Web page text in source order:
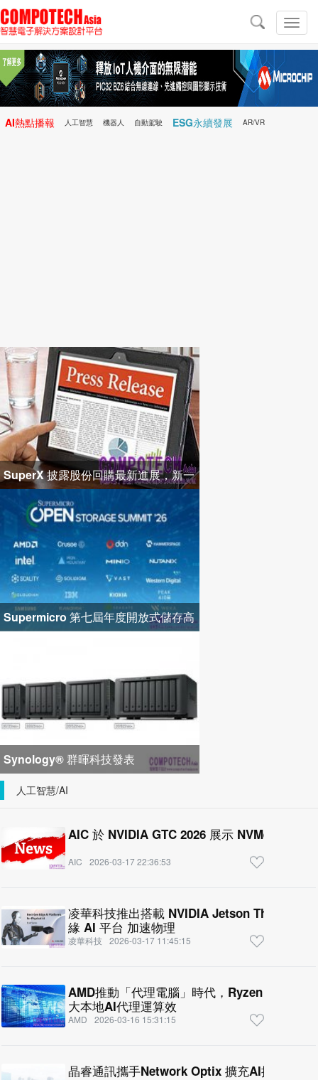
切
換
導
航
AI熱點播報 人工智慧 機器人 自動駕駛 ESG永續發展 AR/VR
SuperX 披露股份回購最新進展，新一
輪迴購落地堅定長期價值成長
Supermicro 第七屆年度開放式儲存高
Synology® 群暉科技發表
DiskStation neo+ 系列，以低入手門
人工智慧/AI
AIC 於 NVIDIA GTC 2026 展示 NVMe AI 儲
AIC 2026-03-17 22:36:53
凌華科技推出搭載 NVIDIA Jetson Thor 與
緣 AI 平台 加速物理
凌華科技 2026-03-17 11:45:15
AMD推動「代理電腦」時代，Ryzen AI Max+
大本地AI代理運算效
AMD 2026-03-16 15:31:15
晶睿通訊攜手Network Optix